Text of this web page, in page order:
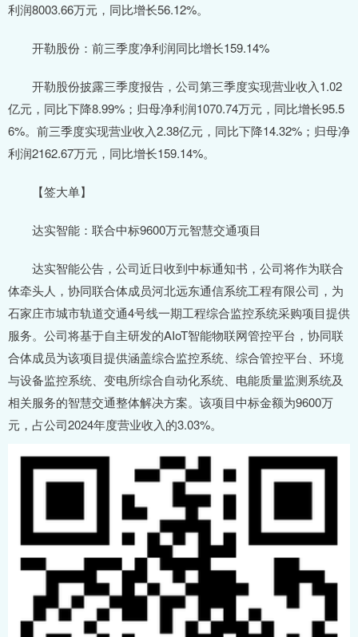
利润8003.66万元，同比增长56.12%。
开勒股份：前三季度净利润同比增长159.14%
开勒股份披露三季度报告，公司第三季度实现营业收入1.02
亿元，同比下降8.99%；归母净利润1070.74万元，同比增长95.5
6%。前三季度实现营业收入2.38亿元，同比下降14.32%；归母净
利润2162.67万元，同比增长159.14%。
【签大单】
达实智能：联合中标9600万元智慧交通项目
达实智能公告，公司近日收到中标通知书，公司将作为联合
体牵头人，协同联合体成员河北远东通信系统工程有限公司，为
石家庄市城市轨道交通4号线一期工程综合监控系统采购项目提供
服务。公司将基于自主研发的AIoT智能物联网管控平台，协同联
合体成员为该项目提供涵盖综合监控系统、综合管控平台、环境
与设备监控系统、变电所综合自动化系统、电能质量监测系统及
相关服务的智慧交通整体解决方案。该项目中标金额为9600万
元，占公司2024年度营业收入的3.03%。